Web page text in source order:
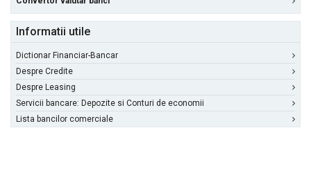
Informatii utile
Dictionar Financiar-Bancar
Despre Credite
Despre Leasing
Servicii bancare: Depozite si Conturi de economii
Lista bancilor comerciale